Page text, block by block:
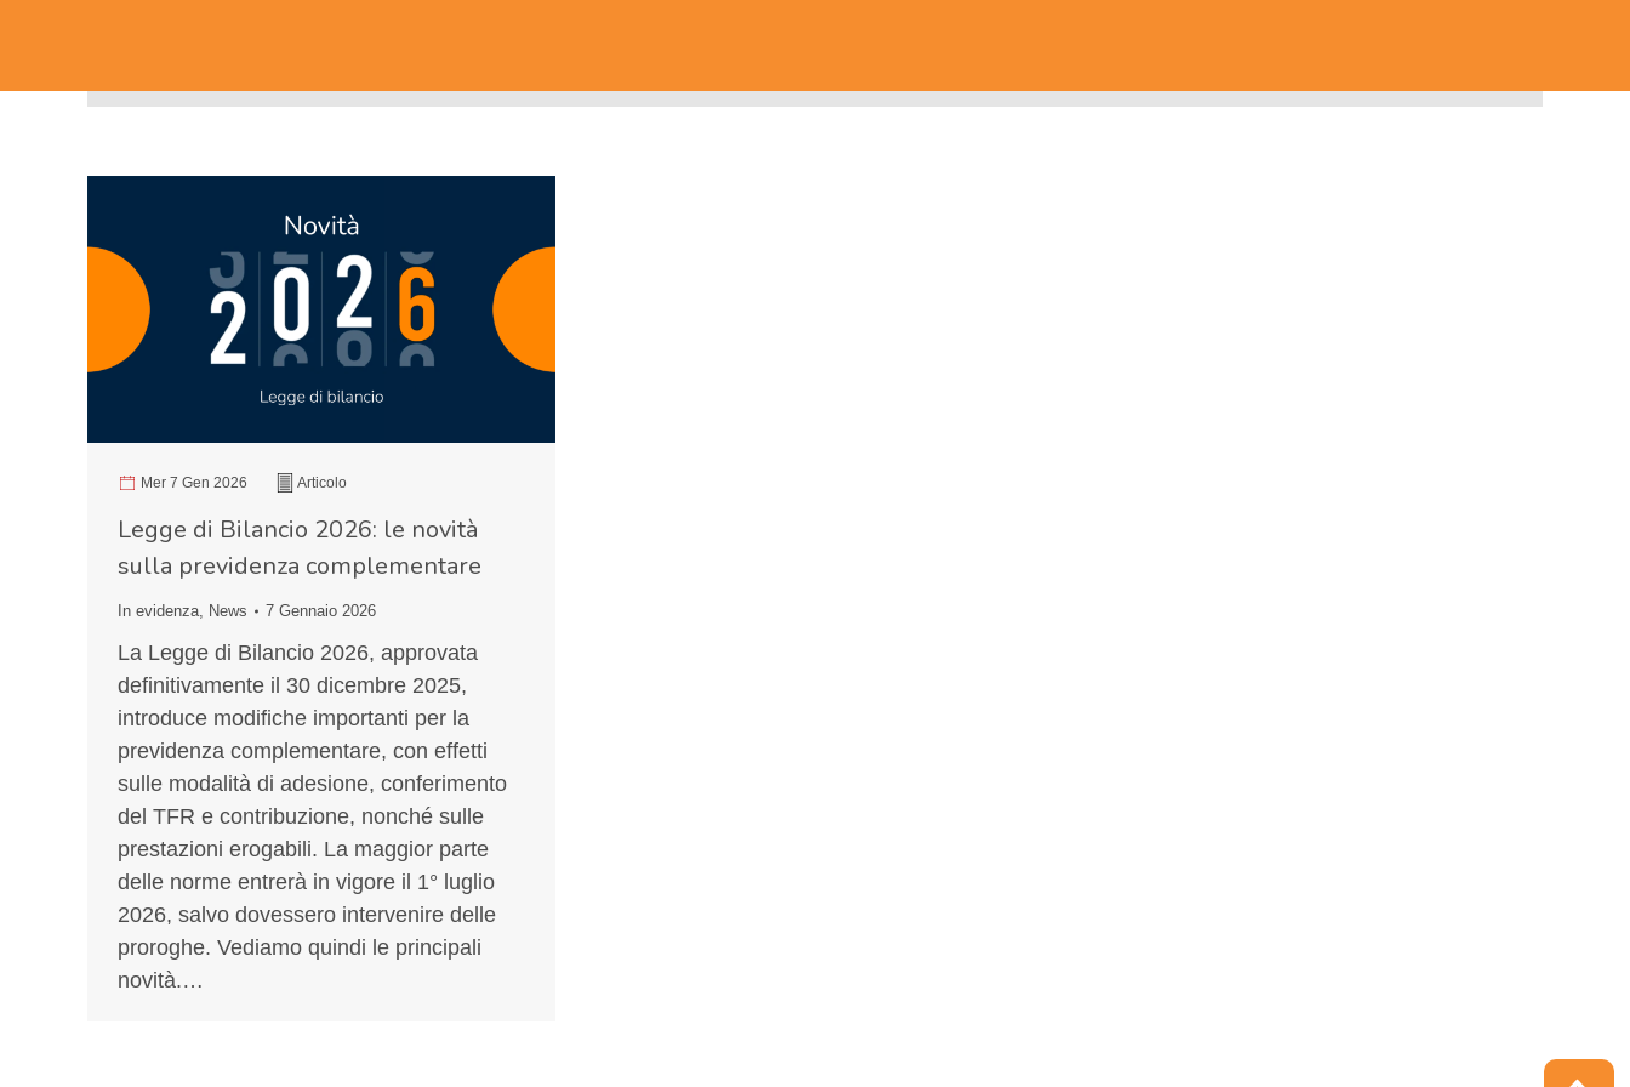
Mer 7 Gen 2026 Articolo
Legge di Bilancio 2026: le novità
sulla previdenza complementare
In evidenza, News 7 Gennaio 2026
La Legge di Bilancio 2026, approvata
definitivamente il 30 dicembre 2025,
introduce modifiche importanti per la
previdenza complementare, con effetti
sulle modalità di adesione, conferimento
del TFR e contribuzione, nonché sulle
prestazioni erogabili. La maggior parte
delle norme entrerà in vigore il 1° luglio
2026, salvo dovessero intervenire delle
proroghe. Vediamo quindi le principali
novità.…